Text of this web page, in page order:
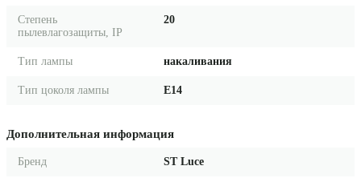
Степень
пылевлагозащиты, IP
20
Тип лампы накаливания
Тип цоколя лампы E14
Дополнительная информация
Бренд ST Luce